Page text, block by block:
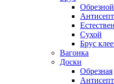
Обрезной
Сухой
Брус
Вагонка
Доски
Обрезная